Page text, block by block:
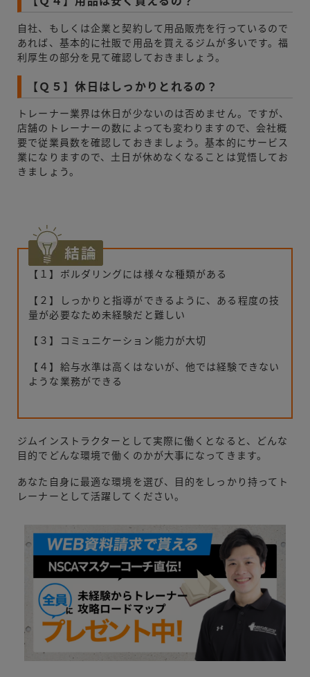
自社、もしくは企業と契約して用品販売を行っているので
あれば、基本的に社販で用品を買えるジムが多いです。福
利厚生の部分を見て確認しておきましょう。
【Ｑ５】休日はしっかりとれるの？
トレーナー業界は休日が少ないのは否めません。ですが、
店舗のトレーナーの数によっても変わりますので、会社概
要で従業員数を確認しておきましょう。基本的にサービス
業になりますので、土日が休めなくなることは覚悟してお
きましょう。
【１】ボルダリングには様々な種類がある
【２】しっかりと指導ができるように、ある程度の技
量が必要なため未経験だと難しい
【３】コミュニケーション能力が大切
【４】給与水準は高くはないが、他では経験できない
ような業務ができる
ジムインストラクターとして実際に働くとなると、どんな
目的でどんな環境で働くのかが大事になってきます。
あなた自身に最適な環境を選び、目的をしっかり持ってト
レーナーとして活躍してください。